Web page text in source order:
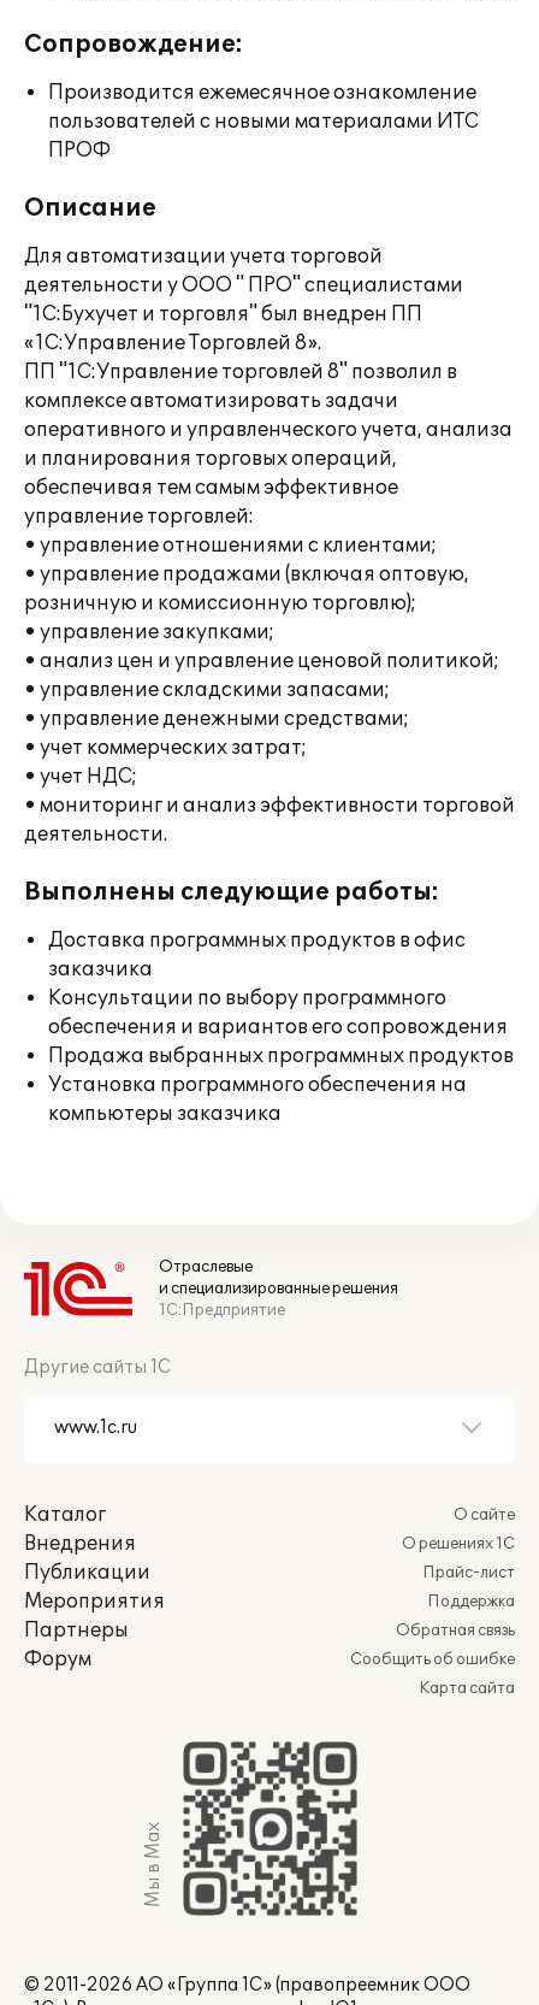
Сопровождение:
Производится ежемесячное ознакомление
пользователей с новыми материалами ИТС
ПРОФ
Описание
Для автоматизации учета торговой
деятельности у ООО " ПРО" специалистами
"1С:Бухучет и торговля" был внедрен ПП
«1С:Управление Торговлей 8».
ПП "1С:Управление торговлей 8" позволил в
комплексе автоматизировать задачи
оперативного и управленческого учета, анализа
и планирования торговых операций,
обеспечивая тем самым эффективное
управление торговлей:
• управление отношениями с клиентами;
• управление продажами (включая оптовую,
розничную и комиссионную торговлю);
• управление закупками;
• анализ цен и управление ценовой политикой;
• управление складскими запасами;
• управление денежными средствами;
• учет коммерческих затрат;
• учет НДС;
• мониторинг и анализ эффективности торговой
деятельности.
Выполнены следующие работы:
Доставка программных продуктов в офис
заказчика
Консультации по выбору программного
обеспечения и вариантов его сопровождения
Продажа выбранных программных продуктов
Установка программного обеспечения на
компьютеры заказчика
Отраслевые
и специализированные решения
1С:Предприятие
Другие сайты 1С
Каталог
Внедрения
Публикации
Мероприятия
Партнеры
Форум
О сайте
О решениях 1С
Прайс-лист
Поддержка
Обратная связь
Сообщить об ошибке
Карта сайта
Мы в Max
© 2011-2026 АО «Группа 1С» (правопреемник ООО